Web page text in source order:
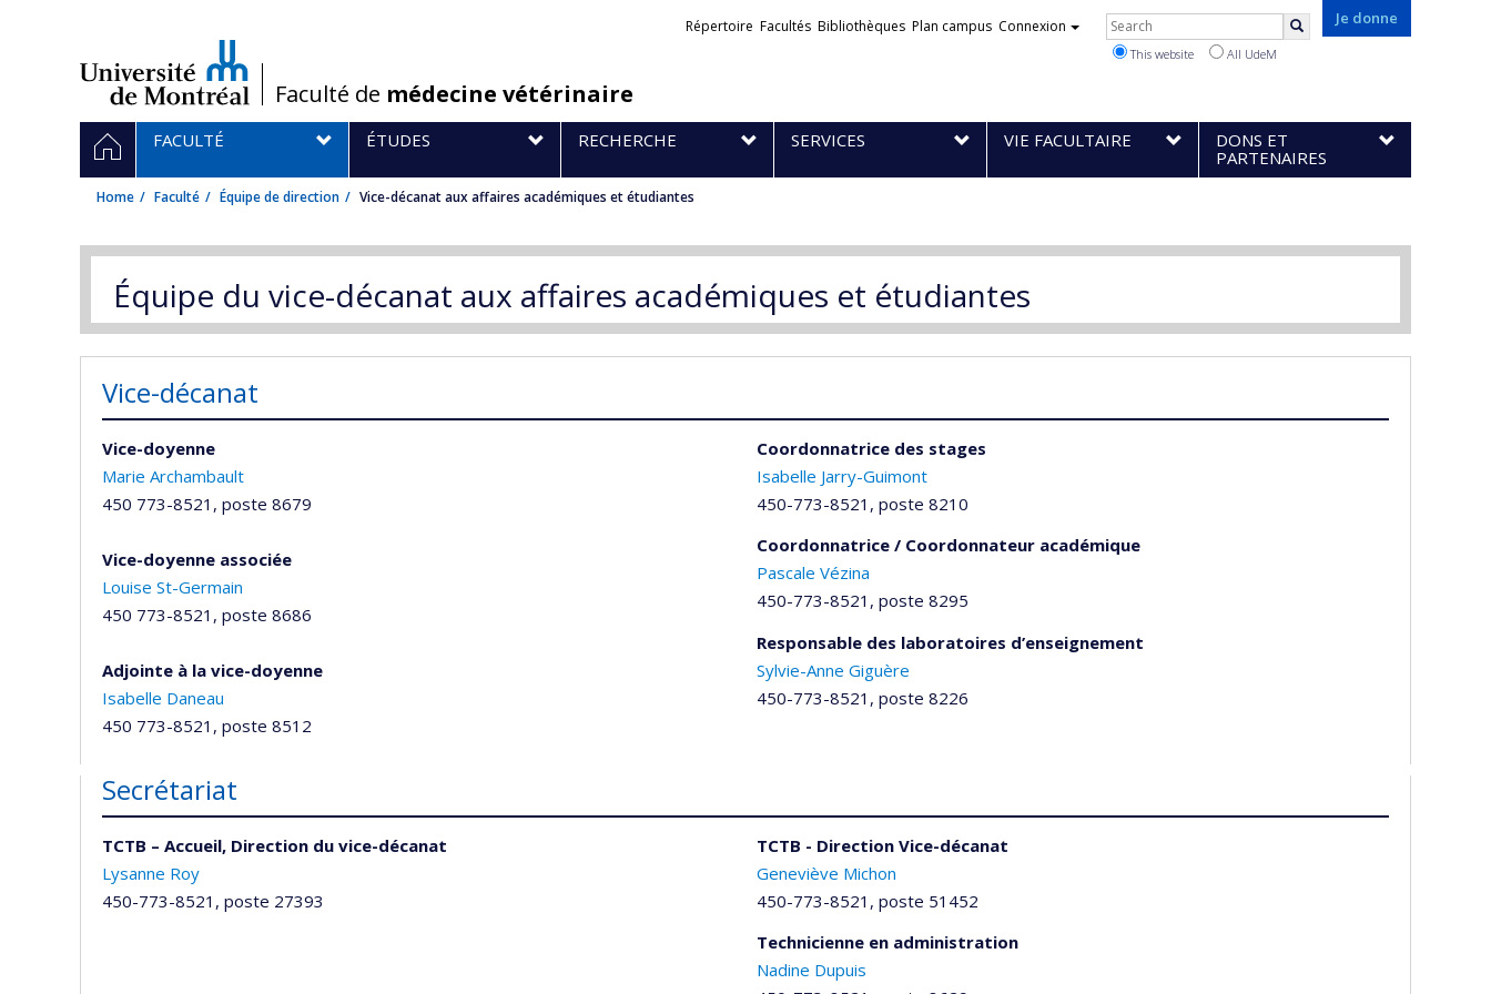
/Faculté de médecine vétérinaire
Je donne
Liens
Répertoire Facultés Bibliothèques Plan campus Connexion Rechercher
This website All UdeM
Navigation
principale
HOMEFACULTÉ ÉTUDES RECHERCHE SERVICES VIE FACULTAIRE
DONS ET
PARTENAIRES
Home Faculté Équipe de direction Vice-décanat aux affaires académiques et étudiantes
Équipe du vice-décanat aux affaires académiques et étudiantes
Vice-décanat
Vice-doyenne
Marie Archambault
450 773-8521, poste 8679
Vice-doyenne associée
Louise St-Germain
450 773-8521, poste 8686
Adjointe à la vice-doyenne
Isabelle Daneau
450 773-8521, poste 8512
Coordonnatrice des stages
Isabelle Jarry-Guimont
450-773-8521, poste 8210
Coordonnatrice / Coordonnateur académique
Pascale Vézina
450-773-8521, poste 8295
Responsable des laboratoires d’enseignement
Sylvie-Anne Giguère
450-773-8521, poste 8226
Secrétariat
TCTB – Accueil, Direction du vice-décanat
Lysanne Roy
450-773-8521, poste 27393
TCTB - Direction Vice-décanat
Geneviève Michon
450-773-8521, poste 51452
Technicienne en administration
Nadine Dupuis